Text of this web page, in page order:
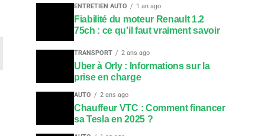
ENTRETIEN AUTO 1 an ago
Fiabilité du moteur Renault 1.2
75ch : ce qu’il faut vraiment savoir
TRANSPORT 2 ans ago
Uber à Orly : Informations sur la
prise en charge
AUTO 2 ans ago
Chauffeur VTC : Comment financer
sa Tesla en 2025 ?